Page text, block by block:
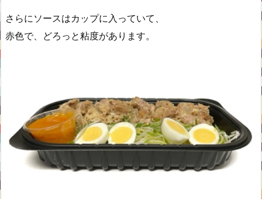
さらにソースはカップに入っていて、
赤色で、どろっと粘度があります。